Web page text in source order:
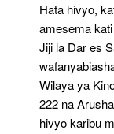
Hata hivyo,
amesema
Jiji la Dar es
Wilaya ya
222 na
hivyo karibu